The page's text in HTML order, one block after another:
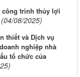
công trình thủy lợi
(04/08/2025)
thiết và Dịch vụ
nghiệp nhà
tổ chức của